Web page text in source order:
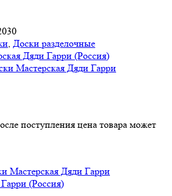
Доски разделочные
Дяди Гарри (Россия)
Мастерская Дяди Гарри
поступления цена товара может
Мастерская Дяди Гарри
(Россия)